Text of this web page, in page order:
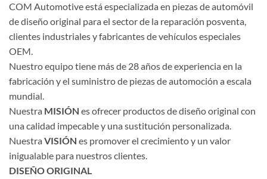
COM Automotive está especializada en piezas de automóvil
de diseño original para el sector de la reparación posventa,
clientes industriales y fabricantes de vehículos especiales
OEM.
Nuestro equipo tiene más de 28 años de experiencia en la
fabricación y el suministro de piezas de automoción a escala
mundial.
Nuestra MISIÓN es ofrecer productos de diseño original con
una calidad impecable y una sustitución personalizada.
Nuestra VISIÓN es promover el crecimiento y un valor
inigualable para nuestros clientes.
DISEÑO ORIGINAL